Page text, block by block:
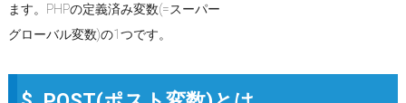
ます。PHPの定義済み変数(=スーパー
グローバル変数)の1つです。